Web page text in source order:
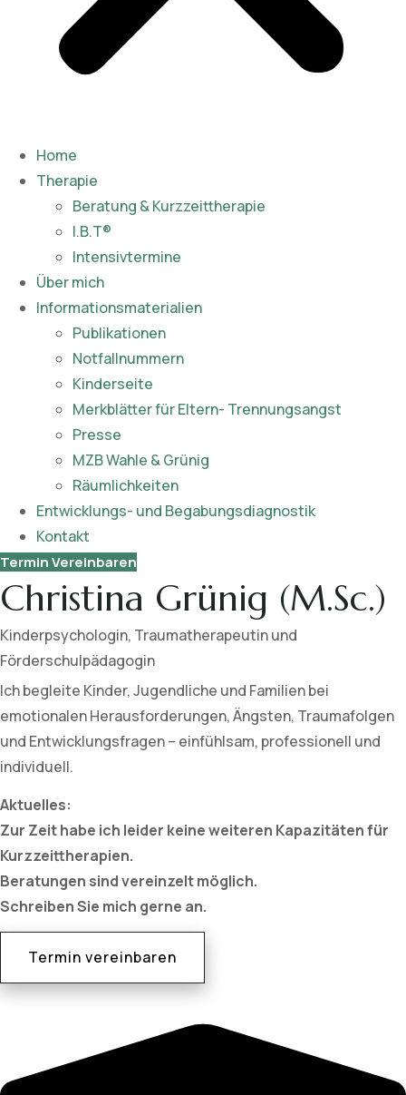
Home
Therapie
Beratung & Kurzzeittherapie
I.B.T®
Intensivtermine
Über mich
Informationsmaterialien
Publikationen​
Notfallnummern
Kinderseite
Merkblätter für Eltern- Trennungsangst
Presse
MZB Wahle & Grünig
Räumlichkeiten
Entwicklungs- und Begabungsdiagnostik
Kontakt
Termin Vereinbaren
Christina Grünig (M.Sc.)
Kinderpsychologin, Traumatherapeutin und
Förderschulpädagogin
Ich begleite Kinder, Jugendliche und Familien bei
emotionalen Herausforderungen, Ängsten, Traumafolgen
und Entwicklungsfragen – einfühlsam, professionell und
individuell.
Aktuelles:
Zur Zeit habe ich leider keine weiteren Kapazitäten für
Kurzzeittherapien.
Beratungen sind vereinzelt möglich.
Schreiben Sie mich gerne an.
Termin vereinbaren